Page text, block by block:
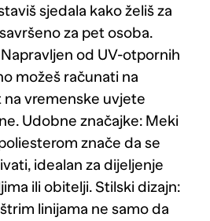
sjedala kako želiš za
za pet osoba.
od UV-otpornih
možeš računati na
vremenske uvjete
Udobne značajke: Meki
znače da se
idealan za dijeljenje
ili obitelji. Stilski dizajn:
linijama ne samo da